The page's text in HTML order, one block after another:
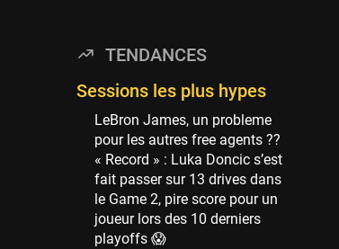
Philadelphia Sixers
89 sessions
Milwaukee Bucks
82 sessions
Hoop Culture
73 sessions
Oklahoma City Thunder
69 sessions
TENDANCES
Sessions les plus hypes
LeBron James, un probleme
pour les autres free agents ??
« Record » : Luka Doncic s’est
fait passer sur 13 drives dans
le Game 2, pire score pour un
joueur lors des 10 derniers
playoffs 😱